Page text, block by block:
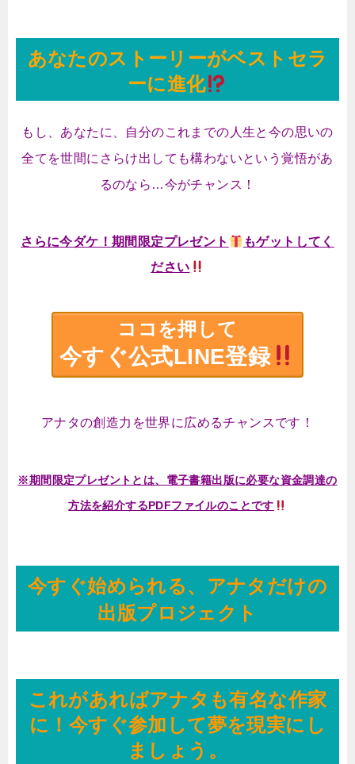
あなたのストーリーがベストセラ
ーに進化
もし、あなたに、自分のこれまでの人生と今の思いの
全てを世間にさらけ出しても構わないという覚悟があ
るのなら…今がチャンス！
さらに今ダケ！期間限定プレゼント
もゲットしてく
ださい
ココを押して
今すぐ公式LINE登録
アナタの創造力を世界に広めるチャンスです！
※期間限定プレゼントとは、電子書籍出版に必要な資金調達の
方法を紹介するPDFファイルのことです
今すぐ始められる、アナタだけの
出版プロジェクト
これがあればアナタも有名な作家
に！今すぐ参加して夢を現実にし
ましょう。